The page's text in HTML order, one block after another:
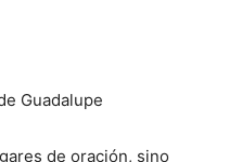
Guadalupe
de oración, sino